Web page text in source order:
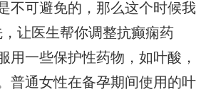
不可避免的，那么这个时候我
让医生帮你调整抗癫痫药
用一些保护性药物，如叶酸，
普通女性在备孕期间使用的叶